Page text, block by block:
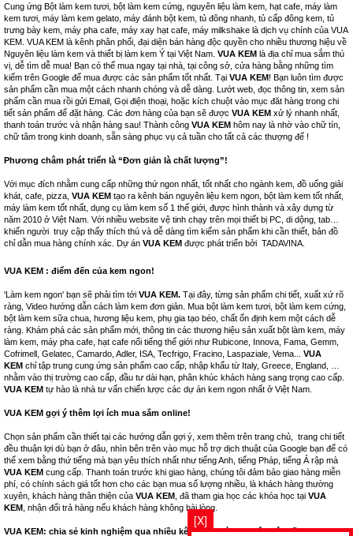
Cung ứng Bột làm kem tươi, bột làm kem cứng, nguyên liệu làm kem, hạt cafe, máy làm
kem tươi, máy làm kem gelato, máy đánh bột kem, tủ đông nhanh, tủ cấp đông kem, tủ
trưng bày kem, máy pha cafe, máy xay hạt cafe, máy milkshake là dịch vụ chính của VUA
KEM. VUA KEM là kênh phân phối, đại diện bán hàng độc quyền cho nhiều thương hiệu về
Nguyên liệu làm kem và thiết bị làm kem Ý tại Việt Nam. VUA KEM là địa chỉ mua sắm thú
vị, dễ tìm dễ mua! Bạn có thể mua ngay tại nhà, tại công sở, cửa hàng bằng những tìm
kiếm trên Google để mua được các sản phẩm tốt nhất. Tại VUA KEM ! Bạn luôn tìm được
sản phẩm cần mua một cách nhanh chóng và dễ dàng. Lướt web, đọc thông tin, xem sản
phẩm cần mua rồi gửi Email, Gọi điện thoại, hoặc kích chuột vào mục đăt hàng trong chi
tiết sản phẩm để đặt hàng. Các đơn hàng của bạn sẽ được VUA KEM xử lý nhanh nhất,
thanh toán trước và nhận hàng sau! Thành công VUA KEM hôm nay là nhờ vào chữ tín,
chữ tâm trong kinh doanh, sẵn sàng phục vụ cả tuần cho tất cả các thượng đế !
Phương châm phát triển là “Đơn giản là chất lượng”!
Với mục đích nhằm cung cấp những thứ ngon nhất, tốt nhất cho ngành kem, đồ uống giải
khát, cafe, pizza, VUA KEM tạo ra kênh bán nguyên liệu kem ngon, bột làm kem tốt nhất,
máy làm kem tốt nhất, dụng cụ làm kem số 1 thế giới, được hình thành và xây dựng từ
năm 2010 ở Việt Nam. Với nhiều website vệ tinh chạy trên mọi thiết bị PC, di dộng, tab…
khiến người truy cập thấy thích thú và dễ dàng tìm kiếm sản phẩm khi cần thiết, bản đồ
chỉ dẫn mua hàng chính xác. Dự án VUA KEM được phát triển bởi TADAVINA
VUA KEM : điểm đến của kem ngon!
'Làm kem ngon' bạn sẽ phải tìm tới VUA KEM. Tại đây, từng sản phẩm chi tiết, xuất xứ rõ
ràng, Video hướng dẫn cách làm kem đơn giản. Mua bột làm kem tươi, bột làm kem cứng,
bột làm kem sữa chua, hương liệu kem, phụ gia tạo béo, chất ổn định kem một cách dễ
ràng. Khám phá các sản phẩm mới, thông tin các thương hiệu sản xuất bột làm kem, máy
làm kem, máy pha cafe, hạt cafe nổi tiếng thế giới như Rubicone, Innova, Fama, Gemm,
Cofrimell, Gelatec, Camardo, Adler, ISA, Tecfrigo, Fracino, Laspaziale, Vema... VUA
KEM chỉ tập trung cung ứng sản phẩm cao cấp, nhập khẩu từ Italy, Greece, England, …
nhằm vào thị trường cao cấp, đầu tư dài hạn, phân khúc khách hàng sang trọng cao cấp.
VUA KEM tự hào là nhà tư vấn chiến lược các dự án kem ngon nhất ở Việt Nam.
VUA KEM gợi ý thêm lợi ích mua sắm online!
Chọn sản phẩm cần thiết tại các hướng dẫn gợi ý, xem thêm trên trang chủ, trang chi tiết
đều thuận lợi dù bạn ở đâu, nhìn bên trên vào mục hỗ trợ dịch thuật của Google bạn để có
thể xem bằng thứ tiếng mà bạn yêu thích nhất như tiếng Anh, tiếng Pháp, tiếng Ả rập mà
VUA KEM cung cấp. Thanh toán trước khi giao hàng, chúng tôi đảm bảo giao hàng miễn
phí, có chính sách giá tốt hơn cho các bạn mua số lượng nhiều, là khách hàng thường
xuyên, khách hàng thân thiện của VUA KEM , đã tham gia học các khóa học tại VUA
KEM
, nhận đổi trả hàng nếu khách hàng không hài lòng.
VUA KEM: chia sẻ kinh nghiệm qua nhiều kênh bán hàng thuộc hệ thống.
[X]